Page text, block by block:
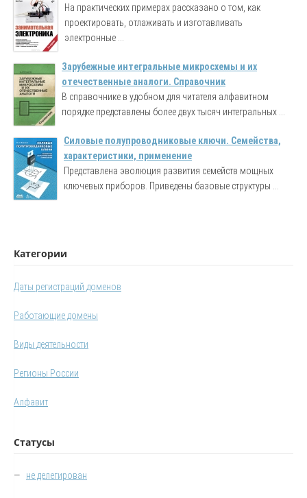
На практических примерах рассказано о том, как
проектировать, отлаживать и изготавливать
электронные ...
Зарубежные интегральные микросхемы и их
отечественные аналоги. Справочник
В справочнике в удобном для читателя алфавитном
порядке представлены более двух тысяч интегральных ...
Силовые полупроводниковые ключи. Семейства,
характеристики, применение
Представлена эволюция развития семейств мощных
ключевых приборов. Приведены базовые структуры ...
Категории
Даты регистраций доменов
Работающие домены
Виды деятельности
Регионы России
Алфавит
Статусы
— не делегирован